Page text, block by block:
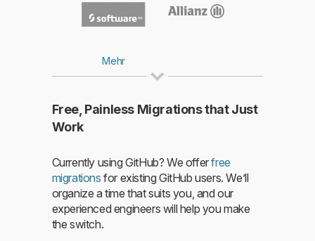
Mehr
Mehr
Free, Painless Migrations that Just
Work
Currently using GitHub? We offerfree
migrations for existing GitHub users. We’ll
organize a time that suits you, and our
experienced engineers will help you make
the switch.